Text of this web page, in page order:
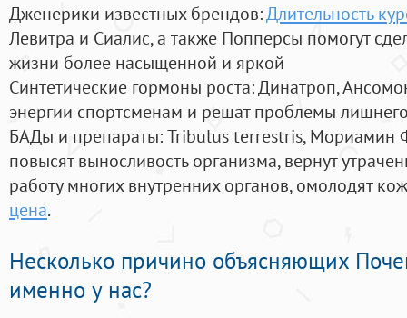
Дженерики известных брендов:Длительность
Левитра и Сиалис, а также Попперсы помогут
жизни более насыщенной и яркой
Синтетические гормоны роста: Динатроп,
энергии спортсменам и решат проблемы
БАДы и препараты:Tribulus terrestris, Мориамин
повысят выносливость организма, вернут
работу многих внутренних органов, омолодят
цена.
Несколько причино объясняющих
именно у нас?